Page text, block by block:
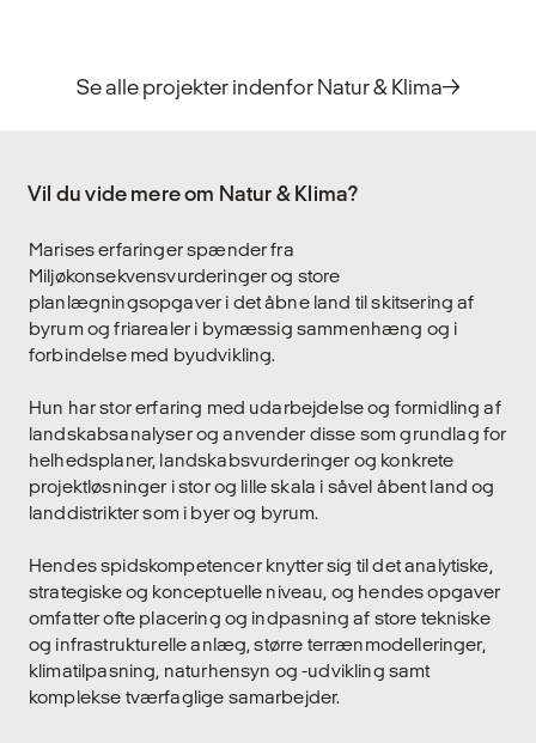
Se alle projekter indenfor Natur & Klima
Vil du vide mere om Natur & Klima?
Marises erfaringer spænder fra
Miljøkonsekvensvurderinger og store
planlægningsopgaver i det åbne land til skitsering af
byrum og friarealer i bymæssig sammenhæng og i
forbindelse med byudvikling.
Hun har stor erfaring med udarbejdelse og formidling af
landskabsanalyser og anvender disse som grundlag for
helhedsplaner, landskabsvurderinger og konkrete
projektløsninger i stor og lille skala i såvel åbent land og
landdistrikter som i byer og byrum.
Hendes spidskompetencer knytter sig til det analytiske,
strategiske og konceptuelle niveau, og hendes opgaver
omfatter ofte placering og indpasning af store tekniske
og infrastrukturelle anlæg, større terrænmodelleringer,
klimatilpasning, naturhensyn og -udvikling samt
komplekse tværfaglige samarbejder.